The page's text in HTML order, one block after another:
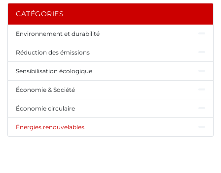
CATÉGORIES
Environnement et durabilité
Réduction des émissions
Sensibilisation écologique
Économie & Société
Économie circulaire
Énergies renouvelables